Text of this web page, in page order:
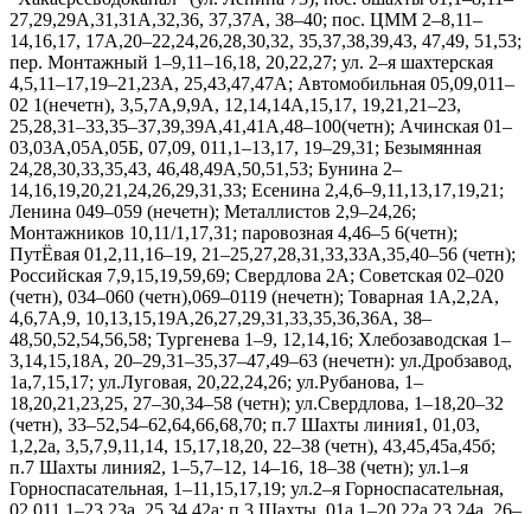
27,29,29А,31,31А,32,36, 37,37А, 38–40; пос. ЦММ 2–8,11–
14,16,17, 17А,20–22,24,26,28,30,32, 35,37,38,39,43, 47,49, 51,53;
пер. Монтажный 1–9,11–16,18, 20,22,27; ул. 2–я шахтерская
4,5,11–17,19–21,23А, 25,43,47,47А; Автомобильная 05,09,011–
02 1(нечетн), 3,5,7А,9,9А, 12,14,14А,15,17, 19,21,21–23,
25,28,31–33,35–37,39,39А,41,41А,48–100(четн); Ачинская 01–
03,03А,05А,05Б, 07,09, 011,1–13,17, 19–29,31; Безымянная
24,28,30,33,35,43, 46,48,49А,50,51,53; Бунина 2–
14,16,19,20,21,24,26,29,31,33; Есенина 2,4,6–9,11,13,17,19,21;
Ленина 049–059 (нечетн); Металлистов 2,9–24,26;
Монтажников 10,11/1,17,31; паровозная 4,46–5 6(четн);
ПутЁвая 01,2,11,16–19, 21–25,27,28,31,33,33А,35,40–56 (четн);
Российская 7,9,15,19,59,69; Свердлова 2А; Советская 02–020
(четн), 034–060 (четн),069–0119 (нечетн); Товарная 1А,2,2А,
4,6,7А,9, 10,13,15,19А,26,27,29,31,33,35,36,36А, 38–
48,50,52,54,56,58; Тургенева 1–9, 12,14,16; Хлебозаводская 1–
3,14,15,18А, 20–29,31–35,37–47,49–63 (нечетн): ул.Дробзавод,
1а,7,15,17; ул.Луговая, 20,22,24,26; ул.Рубанова, 1–
18,20,21,23,25, 27–30,34–58 (четн); ул.Свердлова, 1–18,20–32
(четн), 33–52,54–62,64,66,68,70; п.7 Шахты линия1, 01,03,
1,2,2а, 3,5,7,9,11,14, 15,17,18,20, 22–38 (четн), 43,45,45а,45б;
п.7 Шахты линия2, 1–5,7–12, 14–16, 18–38 (четн); ул.1–я
Горноспасательная, 1–11,15,17,19; ул.2–я Горноспасательная,
02,011,1–23,23а, 25,34,42а; п.3 Шахты, 01а,1–20,22а,23,24а, 26–